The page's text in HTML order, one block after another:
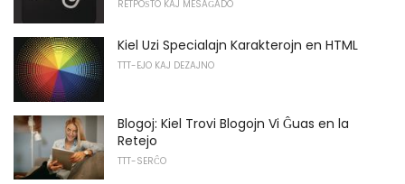
RETPOŜTO KAJ MESAĜADO
Kiel Uzi Specialajn Karakterojn en HTML
TTT-EJO KAJ DEZAJNO
Blogoj: Kiel Trovi Blogojn Vi Ĝuas en la
Retejo
TTT-SERĈO